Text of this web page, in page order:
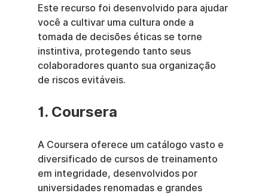
Este recurso foi desenvolvido para ajudar
você a cultivar uma cultura onde a
tomada de decisões éticas se torne
instintiva, protegendo tanto seus
colaboradores quanto sua organização
de riscos evitáveis.
1. Coursera
A Coursera oferece um catálogo vasto e
diversificado de cursos de treinamento
em integridade, desenvolvidos por
universidades renomadas e grandes